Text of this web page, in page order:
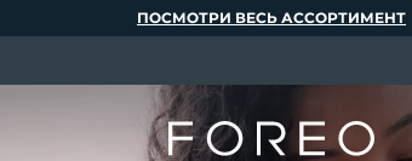
ПОСМОТРИ ВЕСЬ АССОРТИМЕНТ